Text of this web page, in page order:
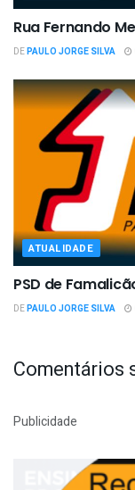
Rua Fernando
DEPAULO JORGE SILVA
ATUALIDADE
PSD de
DEPAULO JORGE SILVA
Comentários
Publicidade